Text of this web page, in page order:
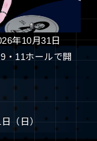
年10月31日
・11ホールで開
（日）